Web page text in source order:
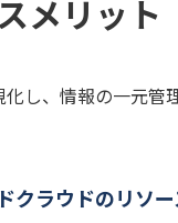
メリット
し、情報の一元管
クラウドのリソ